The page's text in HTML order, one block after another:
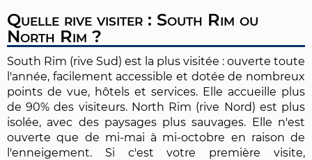
Quelle rive visiter : South Rim ou
North Rim ?
South Rim (rive Sud) est la plus visitée : ouverte toute
l'année, facilement accessible et dotée de nombreux
points de vue, hôtels et services. Elle accueille plus
de 90% des visiteurs. North Rim (rive Nord) est plus
isolée, avec des paysages plus sauvages. Elle n'est
ouverte que de mi-mai à mi-octobre en raison de
l'enneigement. Si c'est votre première visite,